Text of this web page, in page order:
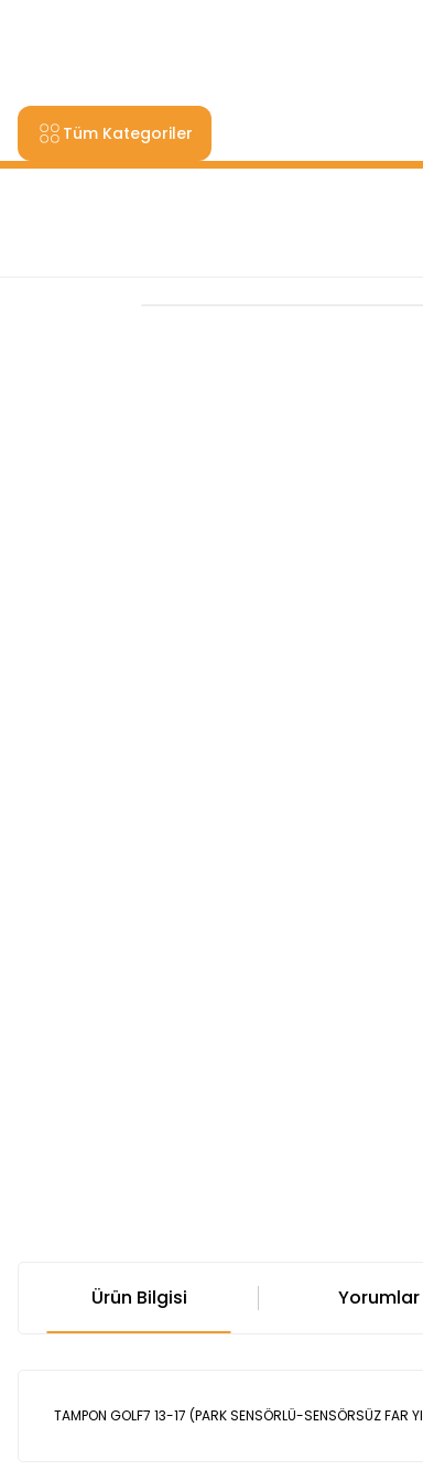
Tüm Kategoriler
Ürün Bilgisi Yorumlar
TAMPON GOLF7 13-17 (PARK SENSÖRLÜ-SENSÖRSÜZ